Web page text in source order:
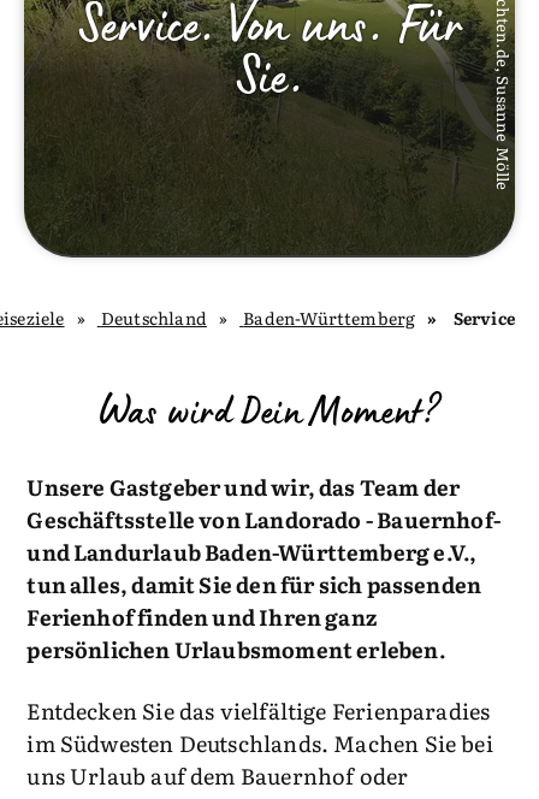
© Landsichten.de, Susanne Mölle
Service. Von uns. Für
Sie.
Service
Baden-Württemberg
Deutschland
Was wird Dein Moment?
Unsere Gastgeber und wir, das Team der
Geschäftsstelle von Landorado - Bauernhof-
und Landurlaub Baden-Württemberg e.V.,
tun alles, damit Sie den für sich passenden
Ferienhof finden und Ihren ganz
persönlichen Urlaubsmoment erleben.
Entdecken Sie das vielfältige Ferienparadies
im Südwesten Deutschlands. Machen Sie bei
uns Urlaub auf dem Bauernhof oder